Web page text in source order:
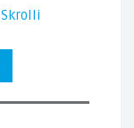
Skrolli